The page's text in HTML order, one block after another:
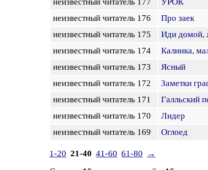
неизвестный читатель 176
Про заек
неизвестный читатель 175
Иди домой,
неизвестный читатель 174
Калинка,
неизвестный читатель 173
Ясный
неизвестный читатель 172
Заметки
неизвестный читатель 171
Галльский
неизвестный читатель 170
Лидер
неизвестный читатель 169
Оглоед
1-20 21-40 41-60 61-80
→